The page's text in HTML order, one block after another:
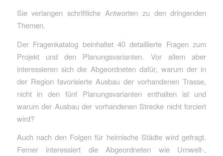
Sie verlangen schriftliche Antworten zu den dringenden
Themen.
Der Fragenkatalog beinhaltet 40 detaillierte Fragen zum
Projekt und den Planungsvarianten. Vor allem aber
interessieren sich die Abgeordneten dafür, warum der in
der Region favorisierte Ausbau der vorhandenen Trasse,
nicht in den fünf Planungsvarianten enthalten ist und
warum der Ausbau der vorhandenen Strecke nicht forciert
wird?
Auch nach den Folgen für heimische Städte wird gefragt.
Ferner interessiert die Abgeordneten wie Umwelt-,